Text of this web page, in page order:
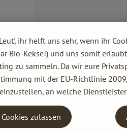
ihr helft uns sehr, wenn ihr
Bio-Kekse!) und uns somit
zu sammeln. Da wir eure
mit der EU-Richtlinie
an welche
zulassen